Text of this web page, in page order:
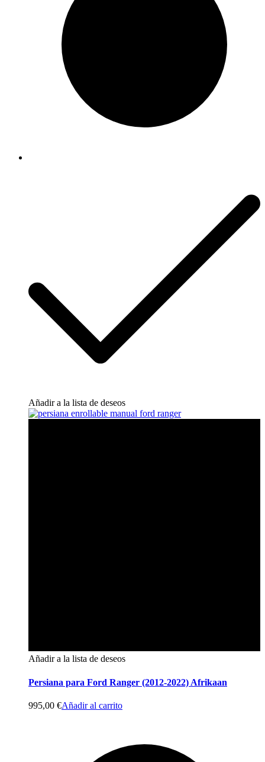
Añadir a la lista de deseos
Añadir a la lista de deseos
Persiana para Ford Ranger (2012-2022) Afrikaan
995,00 €Añadir al carrito